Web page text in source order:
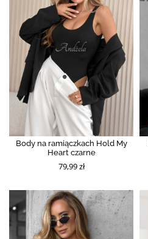
Body na ramiączkach Hold My
Heart czarne
79,99 zł